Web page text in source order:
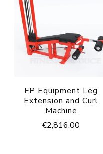
FP Equipment Leg
Extension and Curl
Machine
€2,816.00